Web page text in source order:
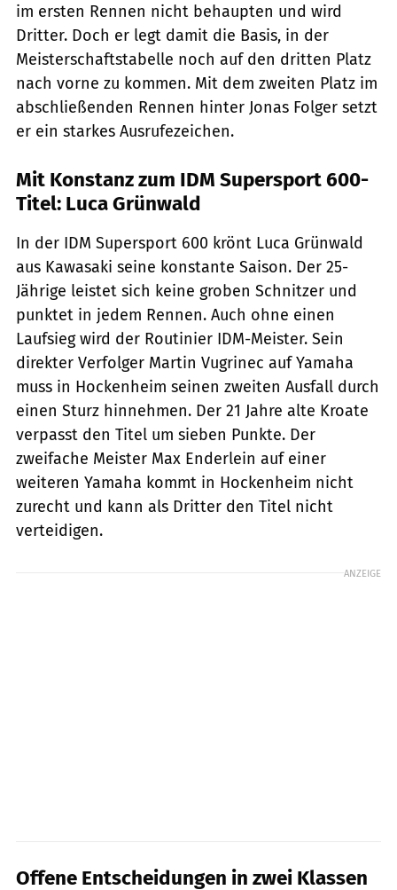
im ersten Rennen nicht behaupten und wird
Dritter. Doch er legt damit die Basis, in der
Meisterschaftstabelle noch auf den dritten Platz
nach vorne zu kommen. Mit dem zweiten Platz im
abschließenden Rennen hinter Jonas Folger setzt
er ein starkes Ausrufezeichen.
Mit Konstanz zum IDM Supersport 600-
Titel: Luca Grünwald
In der IDM Supersport 600 krönt Luca Grünwald
aus Kawasaki seine konstante Saison. Der 25-
Jährige leistet sich keine groben Schnitzer und
punktet in jedem Rennen. Auch ohne einen
Laufsieg wird der Routinier IDM-Meister. Sein
direkter Verfolger Martin Vugrinec auf Yamaha
muss in Hockenheim seinen zweiten Ausfall durch
einen Sturz hinnehmen. Der 21 Jahre alte Kroate
verpasst den Titel um sieben Punkte. Der
zweifache Meister Max Enderlein auf einer
weiteren Yamaha kommt in Hockenheim nicht
zurecht und kann als Dritter den Titel nicht
verteidigen.
ANZEIGE
Offene Entscheidungen in zwei Klassen